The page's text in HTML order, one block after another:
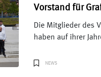
Vorstand für
Die Mitglieder des
haben auf ihrer
NEWS